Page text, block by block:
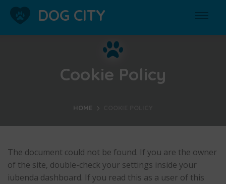
DOG CITY
Cookie Policy
HOME
The document could not be found. If you are the owner
of the site, double-check your settings inside your
iubenda dashboard. If you read this as a user of this